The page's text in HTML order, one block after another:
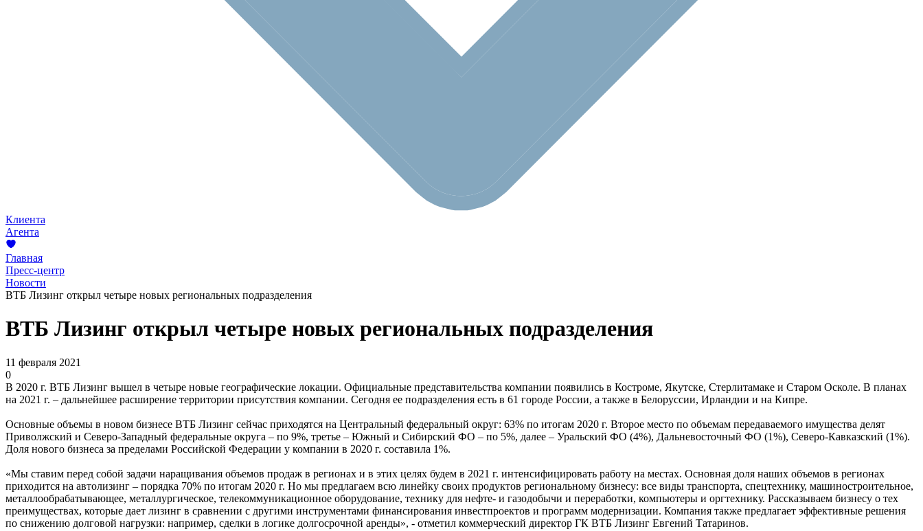
Клиента
Агента
Главная
Пресс-центр
Новости
ВТБ Лизинг открыл четыре новых региональных подразделения
ВТБ Лизинг открыл четыре новых региональных подразделения
11 февраля 2021
0
В 2020 г. ВТБ Лизинг вышел в четыре новые географические локации. Официальные представительства компании появились в Костроме, Якутске, Стерлитамаке и Старом Осколе. В планах
на 2021 г. – дальнейшее расширение территории присутствия компании. Сегодня ее подразделения есть в 61 городе России, а также в Белоруссии, Ирландии и на Кипре.
Основные объемы в новом бизнесе ВТБ Лизинг сейчас приходятся на Центральный федеральный округ: 63% по итогам 2020 г. Второе место по объемам передаваемого имущества делят
Приволжский и Северо-Западный федеральные округа – по 9%, третье – Южный и Сибирский ФО – по 5%, далее – Уральский ФО (4%), Дальневосточный ФО (1%), Северо-Кавказский (1%).
Доля нового бизнеса за пределами Российской Федерации у компании в 2020 г. составила 1%.
«Мы ставим перед собой задачи наращивания объемов продаж в регионах и в этих целях будем в 2021 г. интенсифицировать работу на местах. Основная доля наших объемов в регионах
приходится на автолизинг – порядка 70% по итогам 2020 г. Но мы предлагаем всю линейку своих продуктов региональному бизнесу: все виды транспорта, спецтехнику, машиностроительное,
металлообрабатывающее, металлургическое, телекоммуникационное оборудование, технику для нефте- и газодобычи и переработки, компьютеры и оргтехнику. Рассказываем бизнесу о тех
преимуществах, которые дает лизинг в сравнении с другими инструментами финансирования инвестпроектов и программ модернизации. Компания также предлагает эффективные решения
по снижению долговой нагрузки: например, сделки в логике долгосрочной аренды», - отметил коммерческий директор ГК ВТБ Лизинг Евгений Татаринов.